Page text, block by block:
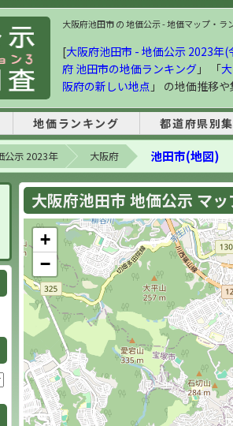
大阪府池田市 の 地価公示 - 地価マップ・ラ
[大阪府池田市 - 地価公示 2023年(
府 池田市の地価ランキング 」 「
阪府の新しい地点 」 の地価推移
地価ランキング 都道府県別
公示 2023年 大阪府 池田市(地図)
大阪府池田市 地価公示 マ
+
−